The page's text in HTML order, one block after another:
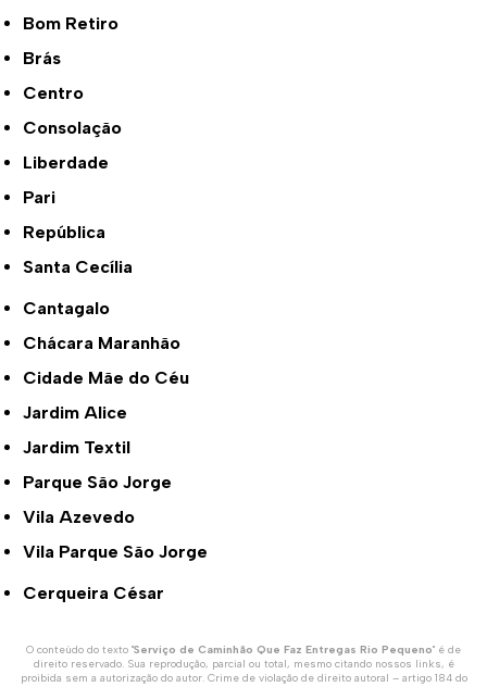
Bom Retiro
Brás
Centro
Consolação
Liberdade
Pari
República
Santa Cecília
Cantagalo
Chácara Maranhão
Cidade Mãe do Céu
Jardim Alice
Jardim Textil
Parque São Jorge
Vila Azevedo
Vila Parque São Jorge
Cerqueira César
O conteúdo do texto "Serviço de Caminhão Que Faz Entregas Rio Pequeno" é de
direito reservado. Sua reprodução, parcial ou total, mesmo citando nossos links, é
proibida sem a autorização do autor. Crime de violação de direito autoral – artigo 184 do